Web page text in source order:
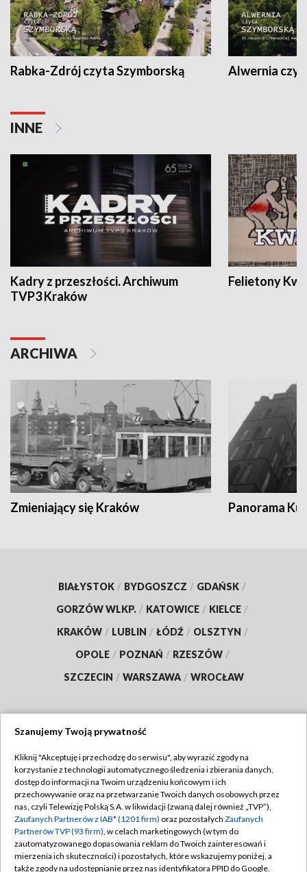
Rabka-Zdrój czyta Szymborską Alwernia
INNE
Kadry z przeszłości. Archiwum
TVP3 Kraków
Felietony
ARCHIWA
Zmieniający się Kraków Panorama
BIAŁYSTOK / BYDGOSZCZ / GDAŃSK /
GORZÓW WLKP. / KATOWICE / KIELCE /
KRAKÓW / LUBLIN / ŁÓDŹ / OLSZTYN /
OPOLE / POZNAŃ / RZESZÓW /
SZCZECIN / WARSZAWA / WROCŁAW
TVP
Abonament TVP
Emisja w TVP
Centrum informacji TVP
Naziemna Telewizja Cyfrowa
Regulamin TVP
Polityka prywatności
Moje zgody
Pomoc
Szanujemy Twoją prywatność
Kliknij "Akceptuję i przechodzę do serwisu", aby wyrazić zgody na
korzystanie z technologii automatycznego śledzenia i zbierania danych,
dostęp do informacji na Twoim urządzeniu końcowym i ich
przechowywanie oraz na przetwarzanie Twoich danych osobowych przez
nas, czyli Telewizję Polską S.A. w likwidacji (zwaną dalej również „TVP”),
Zaufanych Partnerów z IAB* (1201 firm) oraz pozostałych Zaufanych
Partnerów TVP (93 firm), w celach marketingowych (w tym do
zautomatyzowanego dopasowania reklam do Twoich zainteresowań i
mierzenia ich skuteczności) i pozostałych, które wskazujemy poniżej, a
także zgody na udostępnianie przez nas identyfikatora PPID do Google.